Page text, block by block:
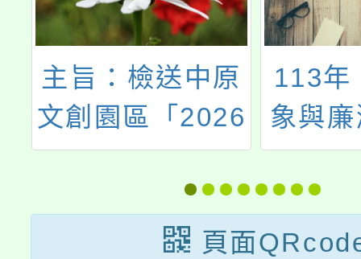
主旨：檢送中原
文創園區「2026
創意畢業季」簡
章1式，請惠予
協助公告並轉知
113年
象與
創意
選
頁面